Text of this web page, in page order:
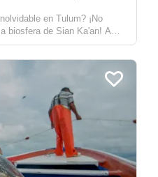
en Tulum? ¡No
biosfera de Sian Ka'an! A
esta reserva ofrece la